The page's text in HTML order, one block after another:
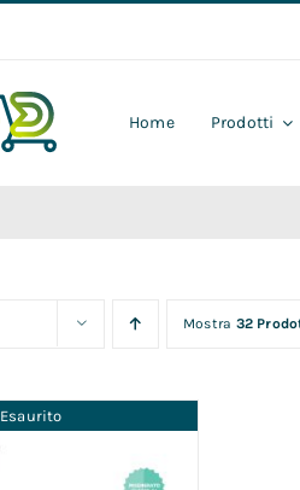
Home Prodotti
Mostra 32
Esaurito